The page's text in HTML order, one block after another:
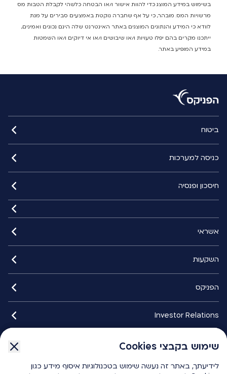
שימוש בקבצי Cookies
לידיעתך, באתר זה נעשה שימוש בטכנולוגיות איסוף מידע כגון
בשימוש במידע המוצג כדי להוות אישור ו/או הבטחה כלשהי לקבלת הטבות מס
מרשויות המס. מובהר, כי על אף שחברה נוקטת באמצעים סבירים על מנת
לוודא כי המידע והנתונים המוצגים באתר האינטרנט שלה הינם נכונים ואמינים,
ייתכנו מקרים בהם יפלו טעויות ו/או שיבושים ו/או אי דיוקים ו/או השמטות
במידע המופיע באתר.
ביטוח
כניסה למערכות
חיסכון ופנסיה
אשראי
השקעות
הפניקס
Investor Relations
איתורנים
הפניקס smart
שימוש בקבצי Cookies
לידיעתך, באתר זה נעשה שימוש בטכנולוגיות איסוף מידע כגון